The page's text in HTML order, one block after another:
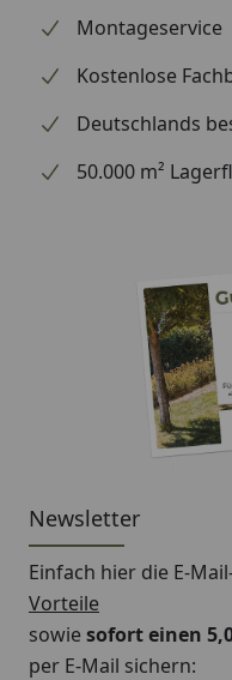
Montageservice
Kostenlose
Deutschlands
50.000 m²
Newsletter
Einfach hier die E-
Vorteile
sowiesofort einen
per E-Mail sichern: